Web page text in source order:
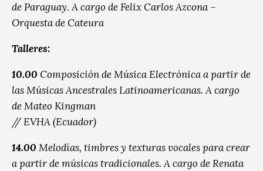
de Paraguay. A cargo de Felix Carlos Azcona –
Orquesta de Cateura
Talleres:
10.00 Composición de Música Electrónica a partir de
las Músicas Ancestrales Latinoamericanas.A cargo
de Mateo Kingman
// EVHA (Ecuador)
14.00 Melodías, timbres y texturas vocales para crear
a partir de músicas tradicionales. A cargo de Renata